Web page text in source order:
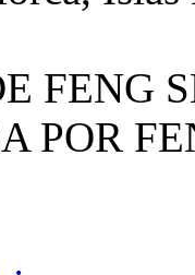
FENG
POR